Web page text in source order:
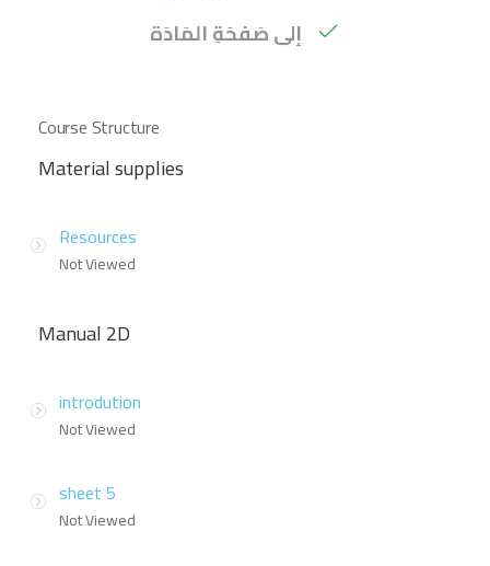
إلى صَفحَةِ المَادَة
Course Structure
Material supplies
Resources
Not Viewed
Manual 2D
introdution
Not Viewed
sheet 5
Not Viewed